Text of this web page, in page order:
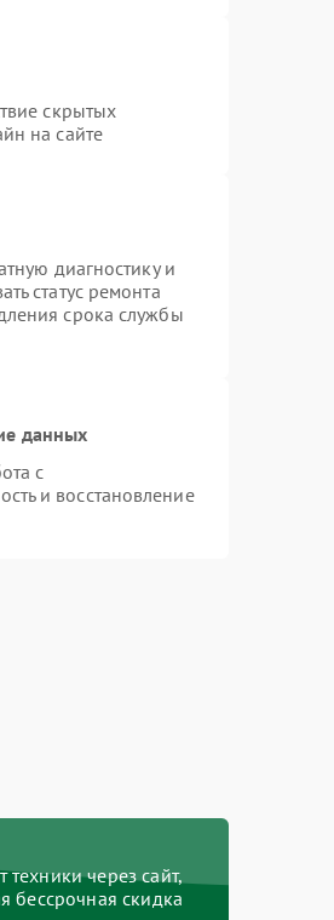
скрытых
на сайте
диагностику и
статус ремонта
срока службы
данных
с
и восстановление
через сайт,
бессрочная скидка